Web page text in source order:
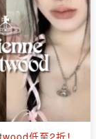
低至2折！